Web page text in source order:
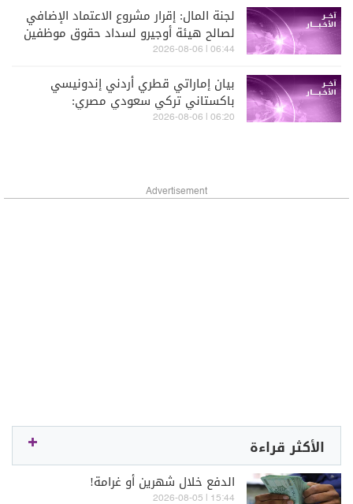
لجنة المال: إقرار مشروع الاعتماد الإضافي
لصالح هيئة أوجيرو لسداد حقوق موظفين
لجهة فروقات رواتب متوجبة منذ العام
06:44 | 2026-08-06
بيان إماراتي قطري أردني إندونيسي
باكستاني تركي سعودي مصري:
الانتهاكات الإسرائيلية تمثل خرقا واضحا
06:20 | 2026-08-06
Advertisement
الأكثر قراءة
الدفع خلال شهرين أو غرامة!
15:44 | 2026-08-05